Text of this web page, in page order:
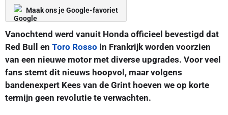
Maak ons je Google-favoriet
Vanochtend werd vanuit Honda officieel bevestigd dat
Red Bull en Toro Rosso in Frankrijk worden voorzien
van een nieuwe motor met diverse upgrades. Voor veel
fans stemt dit nieuws hoopvol, maar volgens
bandenexpert Kees van de Grint hoeven we op korte
termijn geen revolutie te verwachten.